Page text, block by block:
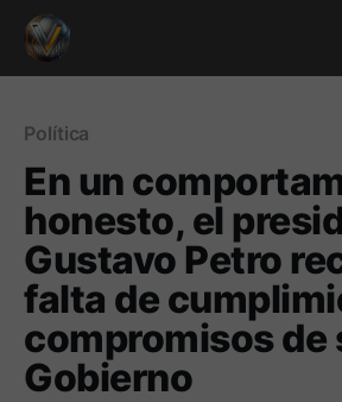
Política
En un
honesto, el
Gustavo Petro
falta de
compromisos de
Gobierno